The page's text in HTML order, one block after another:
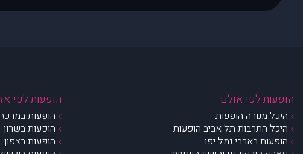
הופעות לפי אולם
היכל מנורה הופעות
היכל התרבות תל אביב הופעות
הופעות בארבי נמל יפו
הופעות לפי
הופעות במרכז
הופעות בשרון
הופעות בצפון